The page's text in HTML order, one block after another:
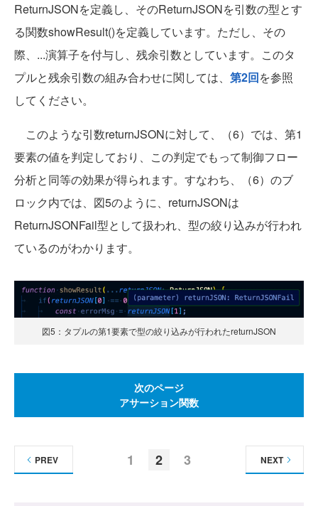
ReturnJSONを定義し、そのReturnJSONを引数の型とす
る関数showResult()を定義しています。ただし、その
際、...演算子を付与し、残余引数としています。このタ
プルと残余引数の組み合わせに関しては、 第2回を参照
してください。
このような引数returnJSONに対して、（6）では、第1
要素の値を判定しており、この判定でもって制御フロー
分析と同等の効果が得られます。すなわち、（6）のブ
ロック内では、図5のように、returnJSONは
ReturnJSONFail型として扱われ、型の絞り込みが行われ
ているのがわかります。
図5：タプルの第1要素で型の絞り込みが行われたreturnJSON
次のページ
アサーション関数
1 2 3
PREV NEXT